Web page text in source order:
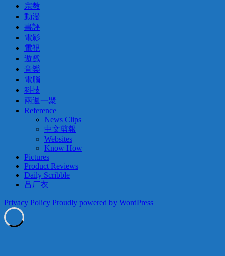
宗教
動漫
書評
電影
電視
遊戲
音樂
電腦
科技
兩週一聚
Reference
News Clips
中文剪報
Websites
Know How
Pictures
Product Reviews
Daily Scribble
吕厂衣
Privacy Policy Proudly powered by WordPress